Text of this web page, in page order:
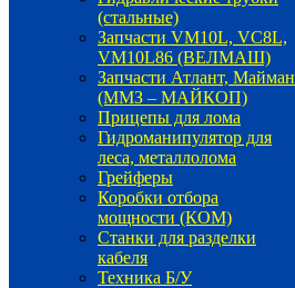
(стальные)
Запчасти VM10L, VC8L,
VM10L86 (ВЕЛМАШ)
Запчасти Атлант, Майман
(ММЗ – МАЙКОП)
Прицепы для лома
Гидроманипулятор для
леса, металлолома
Грейферы
Коробки отбора
мощности (КОМ)
Станки для разделки
кабеля
Техника Б/У